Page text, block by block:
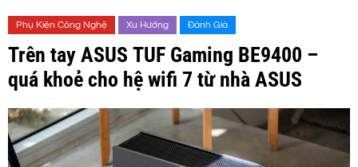
Phụ Kiện Công Nghệ Xu Hướng Đánh Giá
Trên tay ASUS TUF Gaming BE9400 –
quá khoẻ cho hệ wifi 7 từ nhà ASUS